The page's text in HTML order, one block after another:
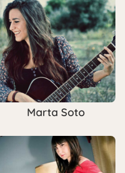
Marta Soto